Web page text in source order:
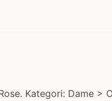
Kategori: Dame